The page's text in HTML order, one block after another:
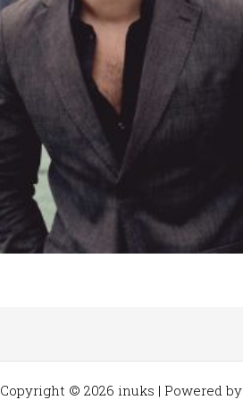
Copyright © 2026 inuks | Powered by